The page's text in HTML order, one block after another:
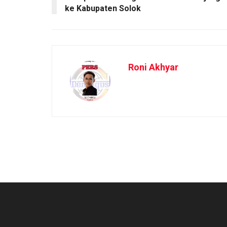
ke Kabupaten Solok
Roni Akhyar